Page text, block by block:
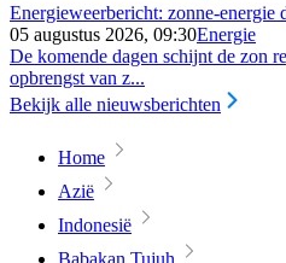
Energieweerbericht: zonne-energie
05 augustus 2026, 09:30Energie
De komende dagen schijnt de zon
opbrengst van z...
Bekijk alle nieuwsberichten
Home
Azië
Indonesië
Babakan Tujuh